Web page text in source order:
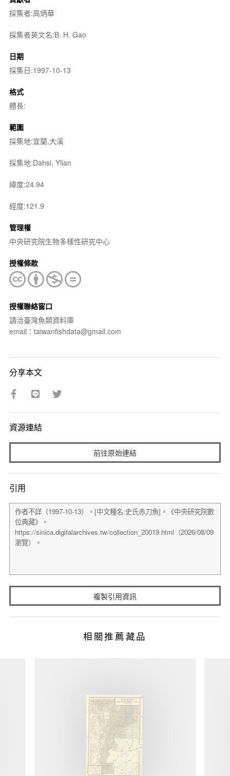
採集者:高炳華
採集者英文名:B. H. Gao
日期
採集日:1997-10-13
格式
體長:
範圍
採集地:宜蘭,大溪
採集地:Dahsi, Ylian
緯度:24.94
經度:121.9
管理權
中央研究院生物多樣性研究中心
授權條款
授權聯絡窗口
請洽臺灣魚類資料庫
email：taiwanfishdata@gmail.com
分享本文
資源連結
前往原始連結
引用
複製引用資訊
相關推薦藏品